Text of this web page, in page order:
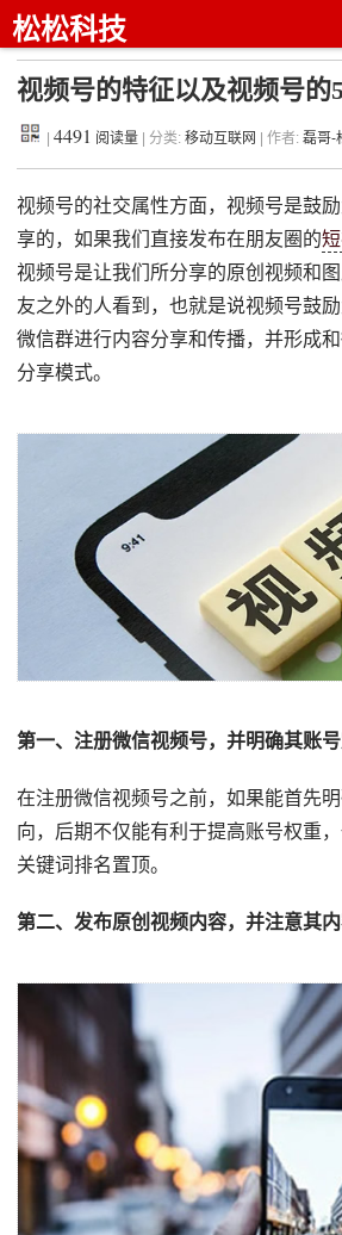
松松科技
视频号的特征以及视频号的
|4491 阅读量 | 分类:移动互联网 | 作者:磊哥-
视频号的社交属性方面，视频号是鼓
享的，如果我们直接发布在朋友圈的
视频号是让我们所分享的原创视频和
友之外的人看到，也就是说视频号鼓
微信群进行内容分享和传播，并形成
分享模式。
第一、注册微信视频号，并明确其账
在注册微信视频号之前，如果能首先
向，后期不仅能有利于提高账号权重
关键词排名置顶。
第二、发布原创视频内容，并注意其